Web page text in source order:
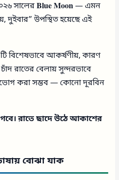
সালেরBlue Moon— এমন
দুইবার” উপস্থিত হয়েছে এই
বিশেষভাবে আকর্ষণীয়, কারণ
রাতের বেলায় সুন্দরভাবে
করা সম্ভব — কোনো দূরবিন
রাতে ছাদে উঠে আকাশের
বোঝা যাক